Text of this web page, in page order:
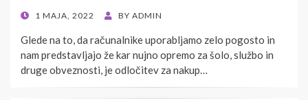
POSTED
1 MAJA, 2022 BY ADMIN
Glede na to, da računalnike uporabljamo zelo pogosto in
nam predstavljajo že kar nujno opremo za šolo, službo in
druge obveznosti, je odločitev za nakup…